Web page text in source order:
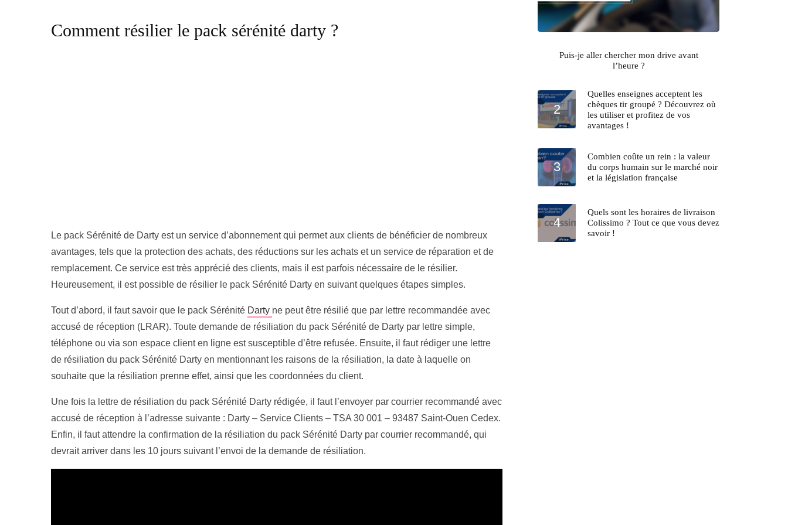
Comment résilier le pack sérénité darty ?
Le pack Sérénité de Darty est un service d’abonnement qui permet aux clients de bénéficier de nombreux
avantages, tels que la protection des achats, des réductions sur les achats et un service de réparation et de
remplacement. Ce service est très apprécié des clients, mais il est parfois nécessaire de le résilier.
Heureusement, il est possible de résilier le pack Sérénité Darty en suivant quelques étapes simples.
Tout d’abord, il faut savoir que le pack Sérénité Darty ne peut être résilié que par lettre recommandée avec
accusé de réception (LRAR). Toute demande de résiliation du pack Sérénité de Darty par lettre simple,
téléphone ou via son espace client en ligne est susceptible d’être refusée. Ensuite, il faut rédiger une lettre
de résiliation du pack Sérénité Darty en mentionnant les raisons de la résiliation, la date à laquelle on
souhaite que la résiliation prenne effet, ainsi que les coordonnées du client.
Une fois la lettre de résiliation du pack Sérénité Darty rédigée, il faut l’envoyer par courrier recommandé avec
accusé de réception à l’adresse suivante : Darty – Service Clients – TSA 30 001 – 93487 Saint-Ouen Cedex.
Enfin, il faut attendre la confirmation de la résiliation du pack Sérénité Darty par courrier recommandé, qui
devrait arriver dans les 10 jours suivant l’envoi de la demande de résiliation.
Puis-je aller chercher mon drive avant
l’heure ?
Quelles enseignes acceptent les
chèques tir groupé ? Découvrez où
les utiliser et profitez de vos
avantages !
Combien coûte un rein : la valeur
du corps humain sur le marché noir
et la législation française
Quels sont les horaires de livraison
Colissimo ? Tout ce que vous devez
savoir !